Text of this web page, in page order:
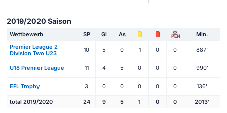
2019/2020 Saison
Wettbewerb SP Gl As PEN
Min.
Premier League 2
Division Two U23
10 5 0 1 0 0 887'
U18 Premier League 11 4 5 0 0 0 990'
EFL Trophy 3 0 0 0 0 0 136'
total 2019/2020 24 9 5 1 0 0 2013'